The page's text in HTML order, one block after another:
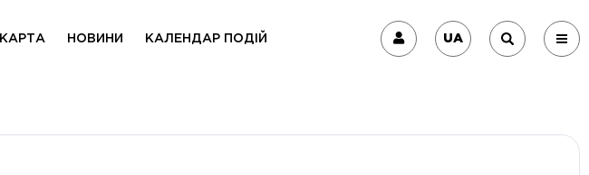
КАРТА НОВИНИ КАЛЕНДАР ПОДІЙ UA